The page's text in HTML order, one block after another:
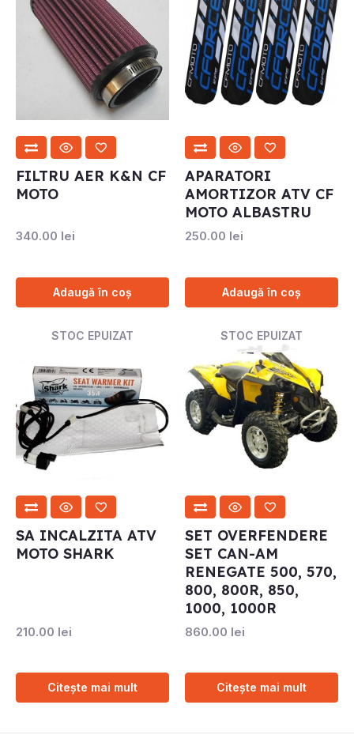
FILTRU AER K&N CF
MOTO
340.00 lei
Adaugă în coș
APARATORI
AMORTIZOR ATV CF
MOTO ALBASTRU
250.00 lei
Adaugă în coș
STOC EPUIZAT
SA INCALZITA ATV
MOTO SHARK
210.00 lei
Citește mai mult
STOC EPUIZAT
SET OVERFENDERE
SET CAN-AM
RENEGATE 500, 570,
800, 800R, 850,
1000, 1000R
860.00 lei
Citește mai mult